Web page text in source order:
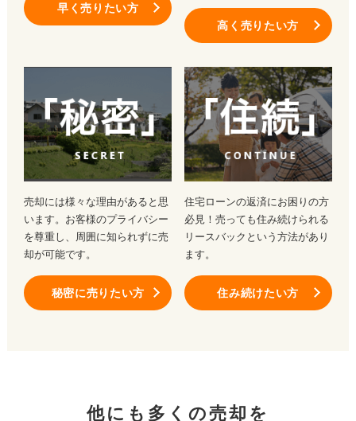
早く売りたい方
高く売りたい方
売却には様々な理由があると思
います。お客様のプライバシー
を尊重し、周囲に知られずに売
却が可能です。
秘密に売りたい方
住宅ローンの返済にお困りの方
必見！売っても住み続けられる
リースバックという方法があり
ます。
住み続けたい方
他にも多くの売却を